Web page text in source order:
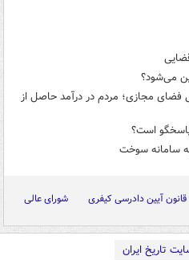
می‌شود؟
مجازی؛ مردم در درآمد حاصل از
است؟
سامانه سوخت
قانون آیین دادرسی کیفری شورای عالی
تاریخ ایران